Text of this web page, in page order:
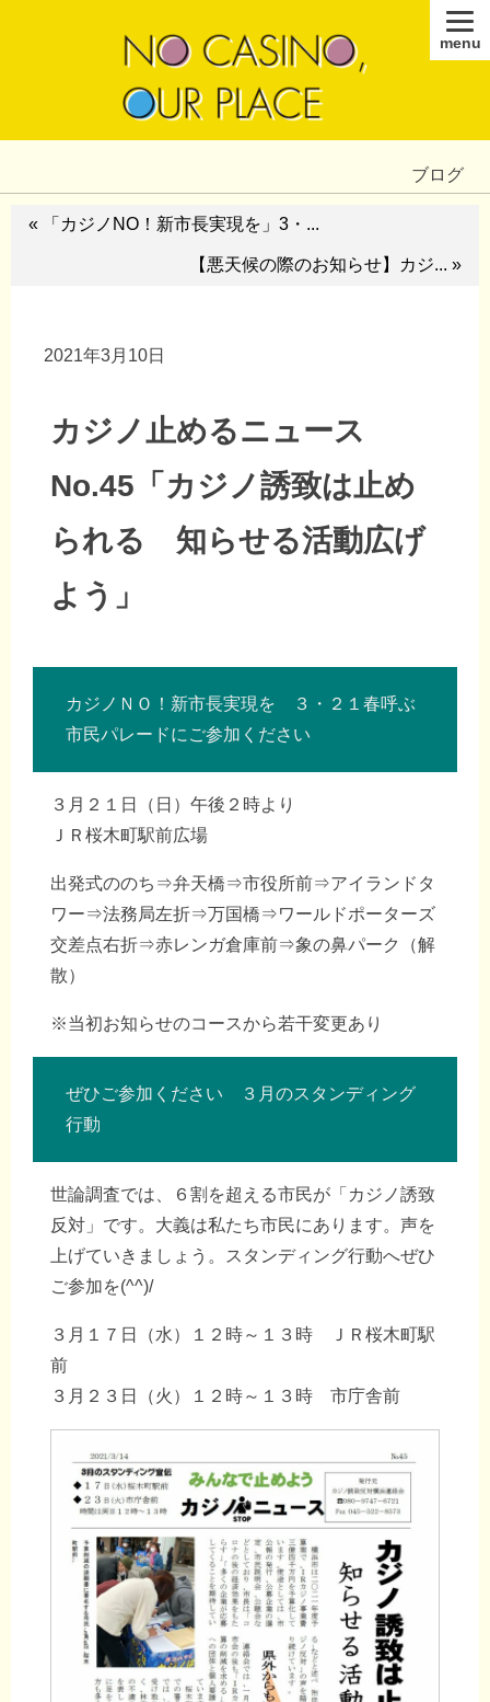
ブログ
« 「カジノNO！新市長実現を」3・...
【悪天候の際のお知らせ】カジ... »
2021年3月10日
カジノ止めるニュース
No.45「カジノ誘致は止め
られる 知らせる活動広げ
よう」
カジノＮＯ！新市長実現を ３・２１春呼ぶ
市民パレードにご参加ください
３月２１日（日）午後２時より
ＪＲ桜木町駅前広場
出発式ののち⇒弁天橋⇒市役所前⇒アイランドタ
ワー⇒法務局左折⇒万国橋⇒ワールドポーターズ
交差点右折⇒赤レンガ倉庫前⇒象の鼻パーク（解
散）
※当初お知らせのコースから若干変更あり
ぜひご参加ください ３月のスタンディング
行動
世論調査では、６割を超える市民が「カジノ誘致
反対」です。大義は私たち市民にあります。声を
上げていきましょう。スタンディング行動へぜひ
ご参加を(^^)/
３月１７日（水）１２時～１３時 ＪＲ桜木町駅
前
３月２３日（火）１２時～１３時 市庁舎前
menu